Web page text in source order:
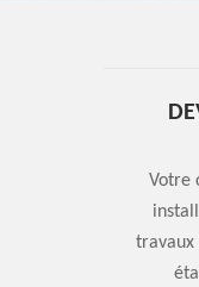
Votre
travaux